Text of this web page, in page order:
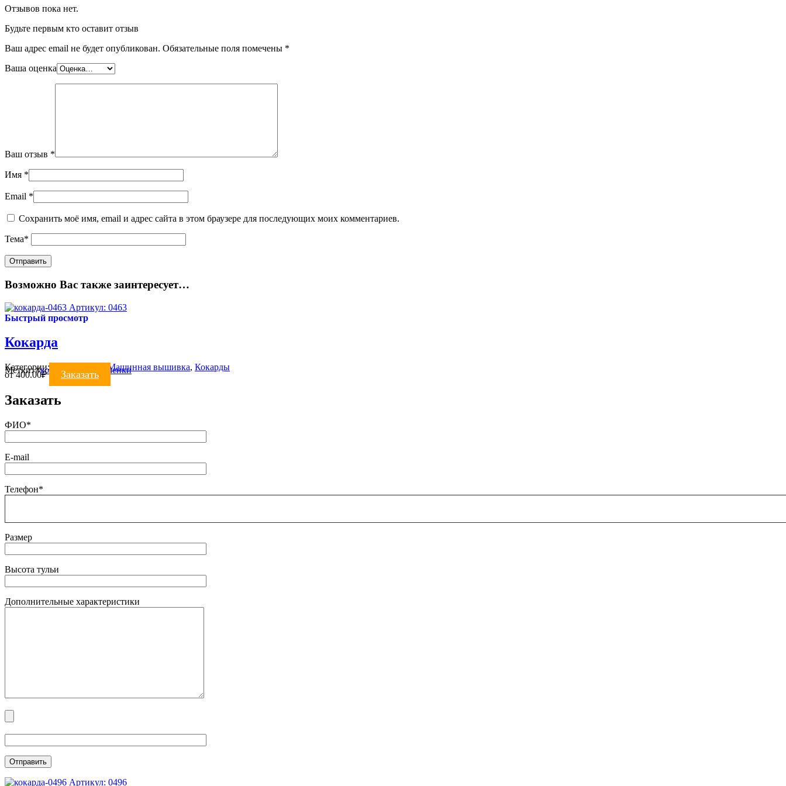
Отзывов пока нет.
Будьте первым кто оставит отзыв
Ваш адрес email не будет опубликован. Обязательные поля помечены *
Ваша оценка
Ваш отзыв *
Имя *
Email *
Сохранить моё имя, email и адрес сайта в этом браузере для последующих моих комментариев.
Тема*
Возможно Вас также заинтересует…
Артикул: 0463
Быстрый просмотр
Кокарда
Категории: Машинная вышивка, Кокарды
Метки:#кокарда для яхтсменки
от400.00₽ Заказать
Заказать
ФИО*
E-mail
Телефон*
Размер
Высота тульи
Дополнительные характеристики
Артикул: 0496